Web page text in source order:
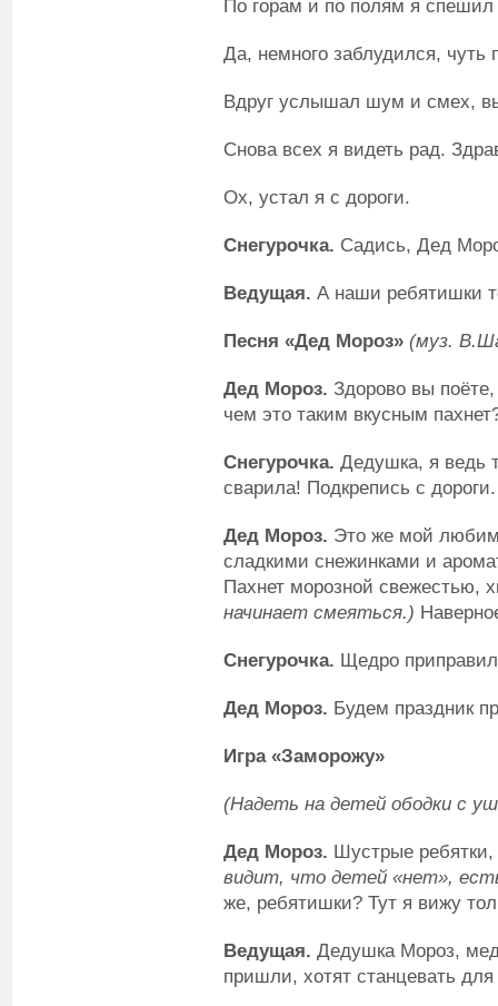
По горам и по полям я спешил
Да, немного заблудился, чуть
Вдруг услышал шум и смех,
Снова всех я видеть рад.
Ох, устал я с дороги.
Снегурочка. Садись, Дед
Ведущая. А наши ребятишки
Песня «Дед Мороз» (муз.
Дед Мороз. Здорово вы
чем это таким вкусным
Снегурочка. Дедушка, я ведь
сварила! Подкрепись с
Дед Мороз. Это же мой
сладкими снежинками и
Пахнет морозной свежестью,
начинает смеяться.)
Снегурочка. Щедро
Дед Мороз. Будем праздник
Игра «Заморожу»
(Надеть на детей ободки с
Дед Мороз. Шустрые ребятки,
видит, что детей «нет»,
же, ребятишки? Тут я вижу
Ведущая. Дедушка Мороз,
пришли, хотят станцевать для